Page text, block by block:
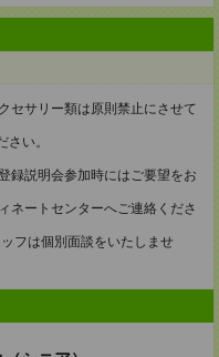
セサリー類は原則禁止にさせて
い。
録説明会参加時にはご要望をお
ネートセンターへご連絡くださ
フは個別面談をいたしませ